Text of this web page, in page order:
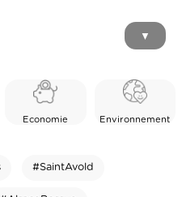
▼
Economie Environnement
#SaintAvold